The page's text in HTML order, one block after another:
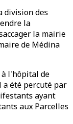
division des
la
la mairie
de Médina
à l'hôpital de
a été percuté par
ayant
aux Parcelles